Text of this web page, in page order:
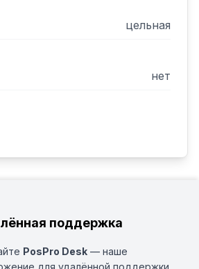
цельная
нет
поддержка
PosPro Desk — наше
для удалённой поддержки.